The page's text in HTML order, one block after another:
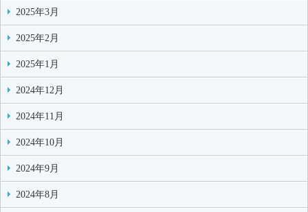
2025年3月
2025年2月
2025年1月
2024年12月
2024年11月
2024年10月
2024年9月
2024年8月